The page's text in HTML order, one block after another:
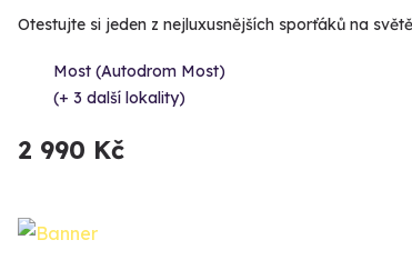
Otestujte si jeden z nejluxusnějších sporťáků na světě
Most (Autodrom Most)
(+ 3 další lokality)
2 990 Kč